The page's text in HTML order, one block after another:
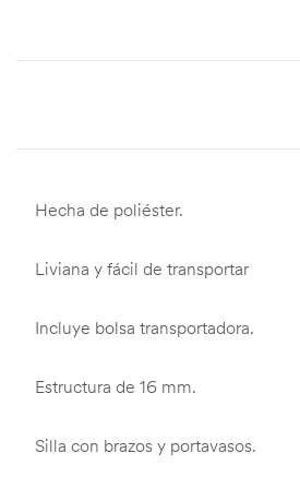
Hecha de poliéster.
Liviana y fácil de transportar
Incluye bolsa transportadora.
Estructura de 16 mm.
Silla con brazos y portavasos.